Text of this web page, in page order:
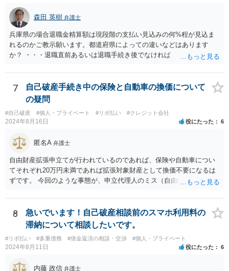
森田 英樹 弁護士
兵庫県の場合退職金精算額は現段階の支払い見込みの何%程が見込ま
れるのかご教示願います。都道府県によっての違いなどはあります
か？ ・・・退職直前あるいは退職手続き後でなければ １２・５％が
準でしょう。 また着手して頂いてから最短どのくらいで認可されるの
でしょうか？ ・・・受任通知を送付して 債権者からの債権調査票が
回答されるまで ２か月程度 その間に準備が進めば 直ちに申し立
週間で開始決定がでて それから ２か月程度で認可となる流れで
7
自己破産手続き中の保険と自動車の換価について
の疑問
#自己破産 #個人・プライベート #リボ払い #クレジット会社
2024年8月16日 役にたった 6
匿名A 弁護士
自由財産拡張申立てが行われているのであれば、保険や自動車につい
てそれぞれ20万円未満であれば拡張対象財産として換価不要になるは
ずです。 今回のような事態が、申立代理人のミス（自由財産拡張申立
知識がない）なのか、お書きの事情からはわかりませんので、依頼し
た弁護士を交えて裁判所の意見も聞いて対応した方がよいと思いま
8
急いでいます！自己破産相談前のスマホ利用料の
滞納について相談したいです。
#リボ払い #多重債務 #借金返済の相談・交渉 #個人・プライベート
2024年8月11日 役にたった 6
内藤 政信 弁護士